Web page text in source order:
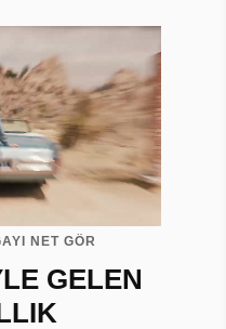
NET GÖR
GELEN